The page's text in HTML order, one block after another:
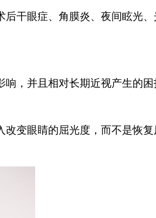
干眼症、角膜炎、夜间眩光
，并且相对长期近视产生的困
变眼睛的屈光度，而不是恢